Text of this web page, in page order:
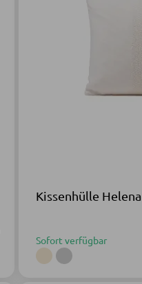
Kissenhülle
Sofort verfügbar